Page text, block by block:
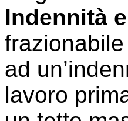
Indennità
ad
lavoro